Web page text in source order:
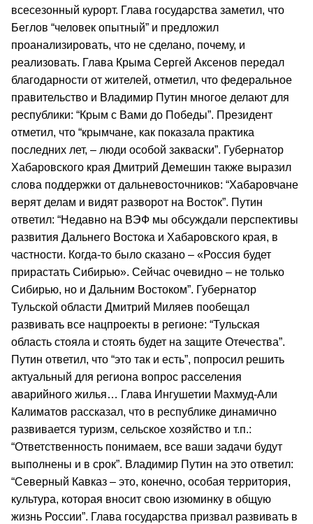
всесезонный курорт. Глава государства заметил, что
Беглов “человек опытный” и предложил
проанализировать, что не сделано, почему, и
реализовать. Глава Крыма Сергей Аксенов передал
благодарности от жителей, отметил, что федеральное
правительство и Владимир Путин многое делают для
республики: “Крым с Вами до Победы”. Президент
отметил, что “крымчане, как показала практика
последних лет, – люди особой закваски”. Губернатор
Хабаровского края Дмитрий Демешин также выразил
слова поддержки от дальневосточников: “Хабаровчане
верят делам и видят разворот на Восток”. Путин
ответил: “Недавно на ВЭФ мы обсуждали перспективы
развития Дальнего Востока и Хабаровского края, в
частности. Когда-то было сказано – «Россия будет
прирастать Сибирью». Сейчас очевидно – не только
Сибирью, но и Дальним Востоком”. Губернатор
Тульской области Дмитрий Миляев пообещал
развивать все нацпроекты в регионе: “Тульская
область стояла и стоять будет на защите Отечества”.
Путин ответил, что “это так и есть”, попросил решить
актуальный для региона вопрос расселения
аварийного жилья… Глава Ингушетии Махмуд-Али
Калиматов рассказал, что в республике динамично
развивается туризм, сельское хозяйство и т.п.:
“Ответственность понимаем, все ваши задачи будут
выполнены и в срок”. Владимир Путин на это ответил:
“Северный Кавказ – это, конечно, особая территория,
культура, которая вносит свою изюминку в общую
жизнь России”. Глава государства призвал развивать в